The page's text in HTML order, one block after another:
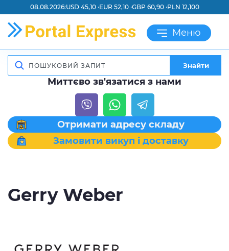
08.08.2026:USD 45,10 ·EUR 52,10 ·GBP 60,90 ·PLN 12,100
Меню
Знайти
Миттєво зв'язатися з нами
Отримати адресу складу
Замовити викуп і доставку
Gerry Weber